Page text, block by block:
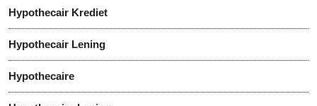
Hypothecair Krediet
Hypothecair Lening
Hypothecaire